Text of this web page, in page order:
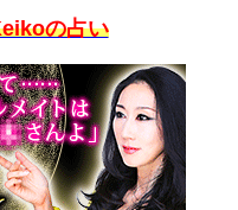
の占い